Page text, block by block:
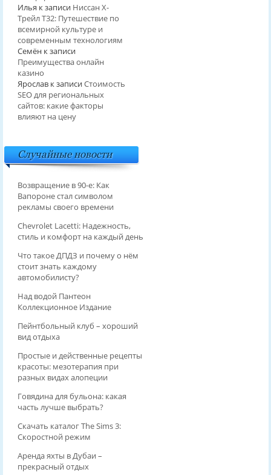
Илья к записи Ниссан Х-
Трейл T32: Путешествие по
всемирной культуре и
современным технологиям
Семёнк записи
Преимущества онлайн
казино
Ярославк записиСтоимость
SEO для региональных
сайтов: какие факторы
влияют на цену
Случайные новости
Возвращение в 90-е: Как
Вапороне стал символом
рекламы своего времени
Chevrolet Lacetti: Надежность,
стиль и комфорт на каждый день
Что такое ДПДЗ и почему о нём
стоит знать каждому
автомобилисту?
Над водой Пантеон
Коллекционное Издание
Пейнтбольный клуб – хороший
вид отдыха
Простые и действенные рецепты
красоты: мезотерапия при
разных видах алопеции
Говядина для бульона: какая
часть лучше выбрать?
Скачать каталог The Sims 3:
Скоростной режим
Аренда яхты в Дубаи –
прекрасный отдых